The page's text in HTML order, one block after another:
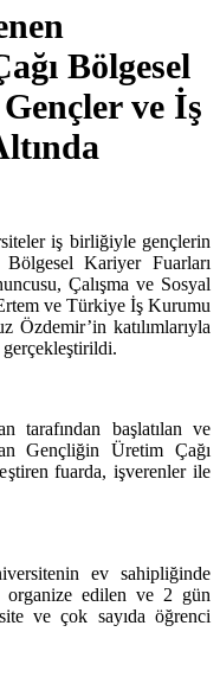
Bölgesel
ve İş
iş birliğiyle gençlerin
Bölgesel Kariyer Fuarları
Çalışma ve Sosyal
ve Türkiye İş Kurumu
Özdemir’in katılımlarıyla
tarafından başlatılan ve
Gençliğin Üretim Çağı
fuarda, işverenler ile
ev sahipliğinde
organize edilen ve 2 gün
ve çok sayıda öğrenci